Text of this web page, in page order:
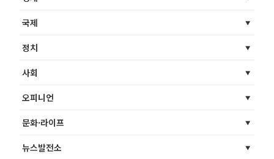
국제
정치
사회
오피니언
문화·라이프
뉴스발전소